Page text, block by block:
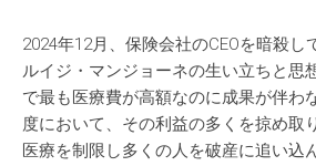
2024年12月、保険会社のCEOを暗殺し
ルイジ・マンジョーネの生い立ちと思
で最も医療費が高額なのに成果が伴わ
度において、その利益の多くを掠め取
医療を制限し多くの人を破産に追い込